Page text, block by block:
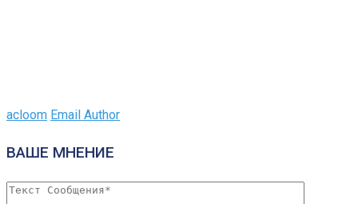
acloom Email Author
ВАШЕ МНЕНИЕ